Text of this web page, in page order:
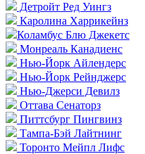
Детройт Ред Уингз
Каролина Харрикейнз
Коламбус Блю Джекетс
Монреаль Канадиенс
Нью-Йорк Айлендерс
Нью-Йорк Рейнджерс
Нью-Джерси Девилз
Оттава Сенаторз
Питтсбург Пингвинз
Тампа-Бэй Лайтнинг
Торонто Мейпл Лифс